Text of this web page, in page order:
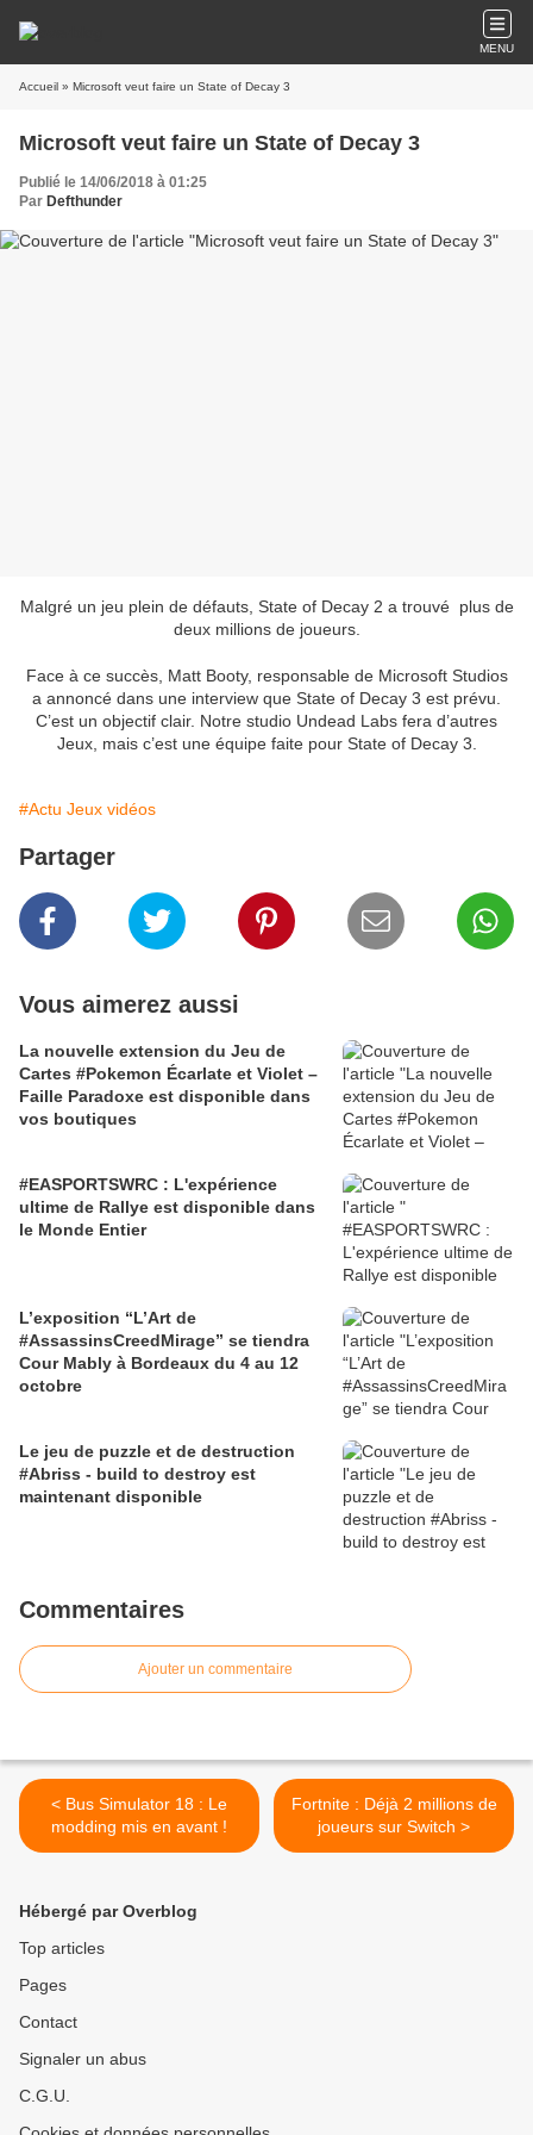
MENU
Accueil » Microsoft veut faire un State of Decay 3
Microsoft veut faire un State of Decay 3
Publié le 14/06/2018 à 01:25
Par Defthunder
Malgré un jeu plein de défauts, State of Decay 2 a trouvé plus de
deux millions de joueurs.
Face à ce succès, Matt Booty, responsable de Microsoft Studios
a annoncé dans une interview que State of Decay 3 est prévu.
C’est un objectif clair. Notre studio Undead Labs fera d’autres
Jeux, mais c’est une équipe faite pour State of Decay 3.
#Actu Jeux vidéos
Partager
Vous aimerez aussi
La nouvelle extension du Jeu de
Cartes #Pokemon Écarlate et Violet –
Faille Paradoxe est disponible dans
vos boutiques
#EASPORTSWRC : L'expérience
ultime de Rallye est disponible dans
le Monde Entier
L’exposition “L’Art de
#AssassinsCreedMirage” se tiendra
Cour Mably à Bordeaux du 4 au 12
octobre
Le jeu de puzzle et de destruction
#Abriss - build to destroy est
maintenant disponible
Commentaires
Ajouter un commentaire
< Bus Simulator 18 : Le
modding mis en avant !
Fortnite : Déjà 2 millions de
joueurs sur Switch >
Hébergé par Overblog
Top articles
Pages
Contact
Signaler un abus
C.G.U.